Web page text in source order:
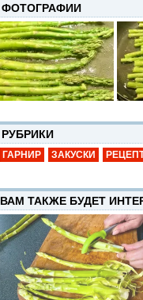
ФОТОГРАФИИ
РУБРИКИ
ГАРНИР ЗАКУСКИ
ВАМ ТАКЖЕ БУДЕТ